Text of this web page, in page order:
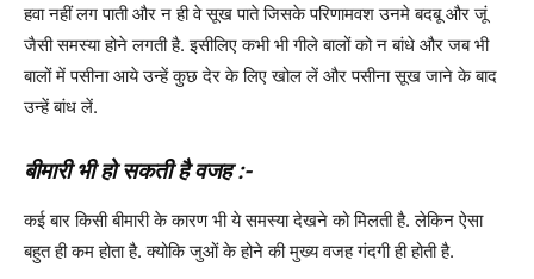
हवा नहीं लग पाती और न ही वे सूख पाते जिसके परिणामवश उनमे बदबू और जूं
जैसी समस्या होने लगती है. इसीलिए कभी भी गीले बालों को न बांधे और जब भी
बालों में पसीना आये उन्हें कुछ देर के लिए खोल लें और पसीना सूख जाने के बाद
उन्हें बांध लें.
बीमारी भी हो सकती है वजह :-
कई बार किसी बीमारी के कारण भी ये समस्या देखने को मिलती है. लेकिन ऐसा
बहुत ही कम होता है. क्योकि जुओं के होने की मुख्य वजह गंदगी ही होती है.